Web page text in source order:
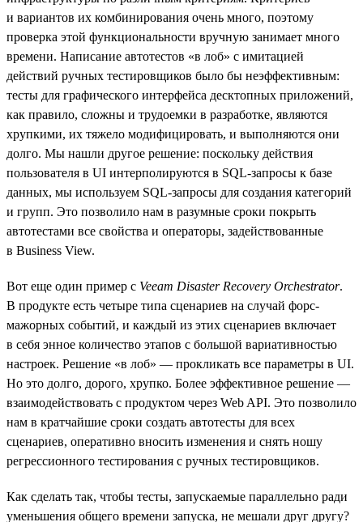
и вариантов их комбинирования очень много, поэтому
проверка этой функциональности вручную занимает много
времени. Написание автотестов «в лоб» с имитацией
действий ручных тестировщиков было бы неэффективным:
тесты для графического интерфейса десктопных приложений,
как правило, сложны и трудоемки в разработке, являются
хрупкими, их тяжело модифицировать, и выполняются они
долго. Мы нашли другое решение: поскольку действия
пользователя в UI интерполируются в SQL-запросы к базе
данных, мы используем SQL-запросы для создания категорий
и групп. Это позволило нам в разумные сроки покрыть
автотестами все свойства и операторы, задействованные
в Business View.
Вот еще один пример с Veeam Disaster Recovery Orchestrator.
В продукте есть четыре типа сценариев на случай форс-
мажорных событий, и каждый из этих сценариев включает
в себя энное количество этапов c большой вариативностью
настроек. Решение «в лоб» — прокликать все параметры в UI.
Но это долго, дорого, хрупко. Более эффективное решение —
взаимодействовать с продуктом через Web API. Это позволило
нам в кратчайшие сроки создать автотесты для всех
сценариев, оперативно вносить изменения и снять ношу
регрессионного тестирования с ручных тестировщиков.
Как сделать так, чтобы тесты, запускаемые параллельно ради
уменьшения общего времени запуска, не мешали друг другу?